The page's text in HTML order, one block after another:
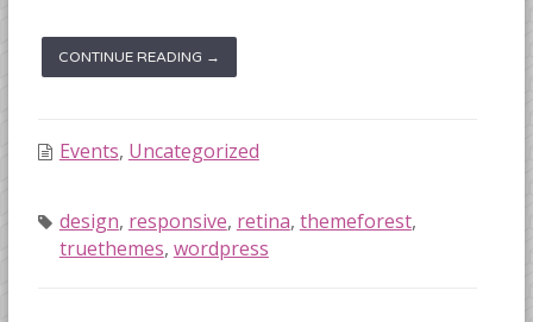
CONTINUE READING →
Events, Uncategorized
design, responsive, retina, themeforest,
truethemes, wordpress